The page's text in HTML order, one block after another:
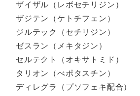
ザイザル（レボセチリジン）
ザジテン（ケトチフェン）
ジルテック（セチリジン）
ゼスラン（メキタジン）
セルテクト（オキサトミド）
タリオン（べポタスチン）
ディレグラ（プソフェキ配合）